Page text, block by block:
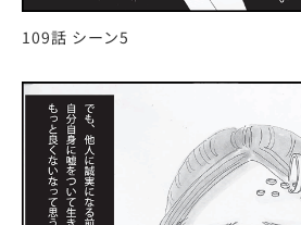
109話 シーン5